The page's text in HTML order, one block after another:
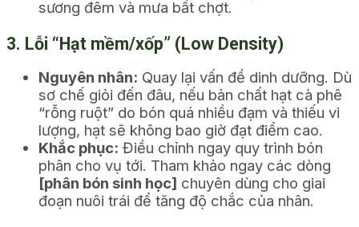
sương đêm và mưa bất chợt.
3. Lỗi “Hạt mềm/xốp” (Low Density)
Nguyên nhân: Quay lại vấn đề dinh dưỡng. Dù
sơ chế giỏi đến đâu, nếu bản chất hạt cà phê
“rỗng ruột” do bón quá nhiều đạm và thiếu vi
lượng, hạt sẽ không bao giờ đạt điểm cao.
Khắc phục: Điều chỉnh ngay quy trình bón
phân cho vụ tới. Tham khảo ngay các dòng
[phân bón sinh học] chuyên dùng cho giai
đoạn nuôi trái để tăng độ chắc của nhân.